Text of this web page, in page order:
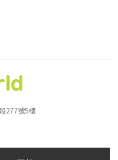
邊散步邊解，還不錯，但
關跑到比較上面的地
跟現場景物結合，不知
為何
277號5樓